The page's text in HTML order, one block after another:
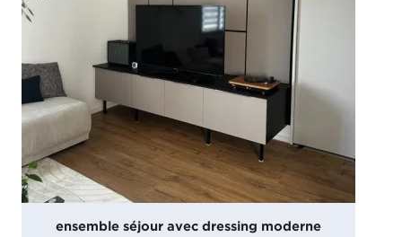
ensemble séjour avec dressing moderne